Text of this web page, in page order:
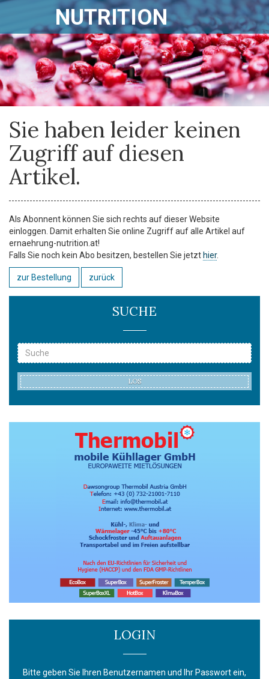
NUTRITION
Sie haben leider keinen
Zugriff auf diesen
Artikel.
Als Abonnent können Sie sich rechts auf dieser Website
einloggen. Damit erhalten Sie online Zugriff auf alle Artikel auf
ernaehrung-nutrition.at!
Falls Sie noch kein Abo besitzen, bestellen Sie jetzt hier.
zur Bestellung zurück
SUCHE
LOS
LOGIN
Bitte geben Sie Ihren Benutzernamen und Ihr Passwort ein,